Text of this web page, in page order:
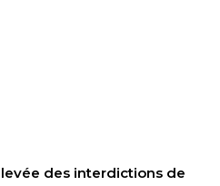
des interdictions de